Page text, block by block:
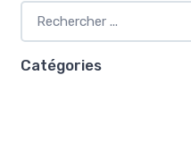
Catégories